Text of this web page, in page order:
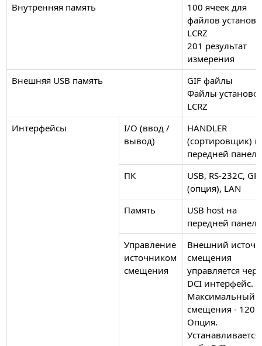
Внутренняя память
100 ячеек для
файлов
LCRZ
201 результат
измерения
Внешняя USB память
GIF файлы
Файлы
LCRZ
Интерфейсы
I/O (ввод /
вывод)
HANDLER
(сортировщик)
передней панели
ПК
USB, RS-232C,
(опция), LAN
Память
USB host на
передней панели
Управление
источником
смещения
Внешний
смещения
управляется
DCI интерфейс.
Максимальный
смещения - 120
Опция.
Устанавливается